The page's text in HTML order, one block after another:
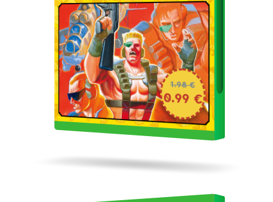
1.98 €
0.99 €